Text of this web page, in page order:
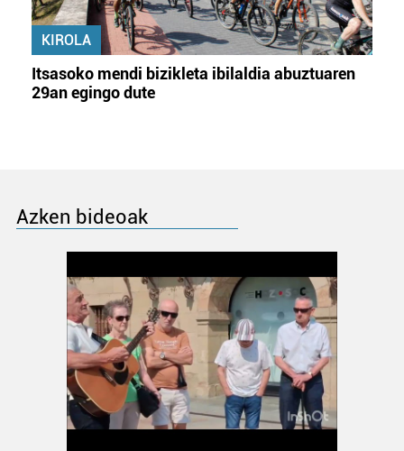
KIROLA
Itsasoko mendi bizikleta ibilaldia abuztuaren
29an egingo dute
Azken bideoak